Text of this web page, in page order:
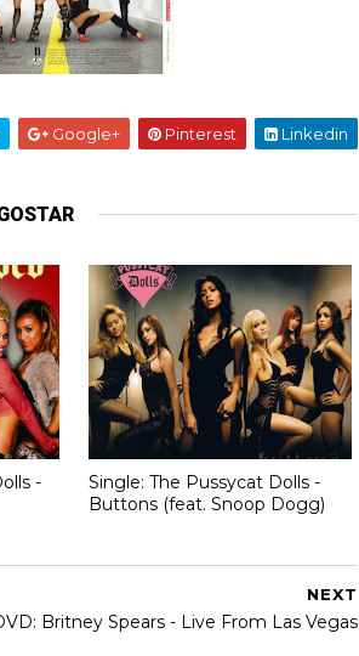
Google+ Pinterest Linkedin
-
Single: The Pussycat Dolls -
Buttons (feat. Snoop Dogg)
NEXT
Britney Spears - Live From Las Vegas